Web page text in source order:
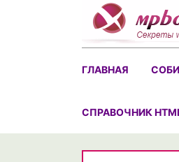
ГЛАВНАЯ
CПРАВОЧНИК